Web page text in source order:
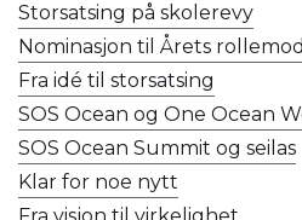
Storsatsing på skolerevy
Nominasjon til Årets
Fra idé til storsatsing
SOS Ocean og One Ocean
SOS Ocean Summit og seilas
Klar for noe nytt